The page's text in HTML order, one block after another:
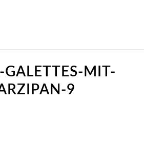
GALETTES-MIT-
9